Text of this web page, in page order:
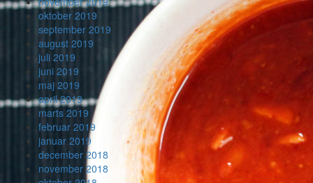
oktober 2019
september 2019
august 2019
juli 2019
juni 2019
maj 2019
april 2019
marts 2019
februar 2019
januar 2019
december 2018
november 2018